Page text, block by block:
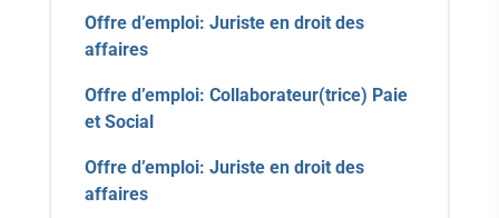
Offre d’emploi: Juriste en droit des
affaires
Offre d’emploi: Collaborateur(trice) Paie
et Social
Offre d’emploi: Juriste en droit des
affaires